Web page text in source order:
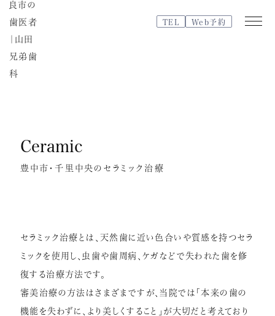
医院紹介
特徴・治療の流れ
治療費
症例紹介
TEL Web予約
Ceramic
豊中市・千里中央のセラミック治療
セラミック治療とは、天然歯に近い色合いや質感を持つセラ
ミックを使用し、虫歯や歯周病、ケガなどで失われた歯を修
復する治療方法です。
審美治療の方法はさまざまですが、当院では「本来の歯の
機能を失わずに、より美しくすること」が大切だと考えており